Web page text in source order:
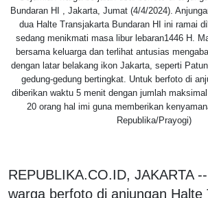
Bundaran HI , Jakarta, Jumat (4/4/2024).
dua Halte Transjakarta Bundaran HI ini ramai
sedang menikmati masa libur lebaran1446 H.
bersama keluarga dan terlihat antusias
dengan latar belakang ikon Jakarta, seperti
gedung-gedung bertingkat. Untuk berfoto di
diberikan waktu 5 menit dengan jumlah
20 orang hal imi guna memberikan
Republika/Prayogi)
REPUBLIKA.CO.ID, JAKARTA
warga berfoto di anjungan Halte